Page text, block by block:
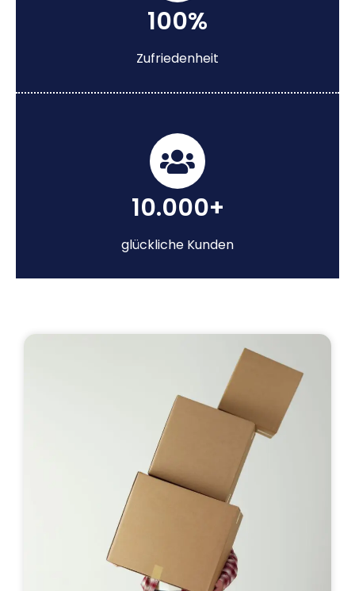
100%
Zufriedenheit
10.000+
glückliche Kunden